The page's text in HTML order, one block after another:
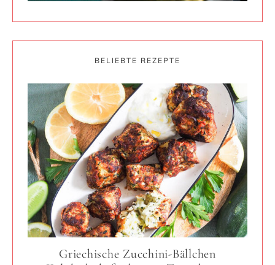
BELIEBTE REZEPTE
Griechische Zucchini-Bällchen